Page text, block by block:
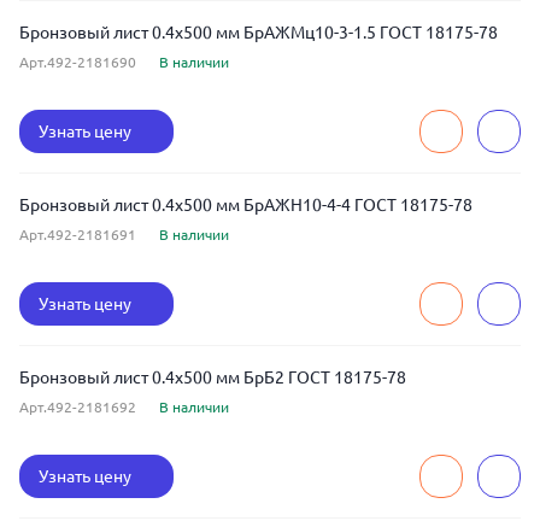
Бронзовый лист 0.4x500 мм БрАЖМц10-3-1.5 ГОСТ 18175-78
Арт.492-2181690 В наличии
Узнать цену
Бронзовый лист 0.4x500 мм БрАЖН10-4-4 ГОСТ 18175-78
Арт.492-2181691 В наличии
Узнать цену
Бронзовый лист 0.4x500 мм БрБ2 ГОСТ 18175-78
Арт.492-2181692 В наличии
Узнать цену